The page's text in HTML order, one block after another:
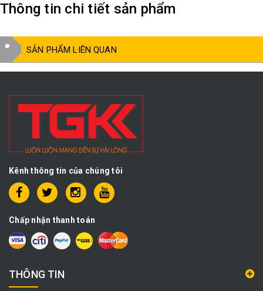
Thông tin chi tiết sản phẩm
SẢN PHẨM LIÊN QUAN
Kênh thông tin của chúng tôi
Chấp nhận thanh toán
THÔNG TIN